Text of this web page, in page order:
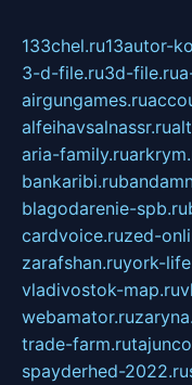
133chel.ru13autor-
3-d-file.ru3d-file.ru
airgungames.ru
alfeihavsalnassr.ru
aria-family.ru
bankaribi.ru
blagodarenie-spb.ru
cardvoice.ruzed-
zarafshan.ruyork-
vladivostok-map.ru
webamator.ru
trade-farm.ru
spayderhed-2022.ru